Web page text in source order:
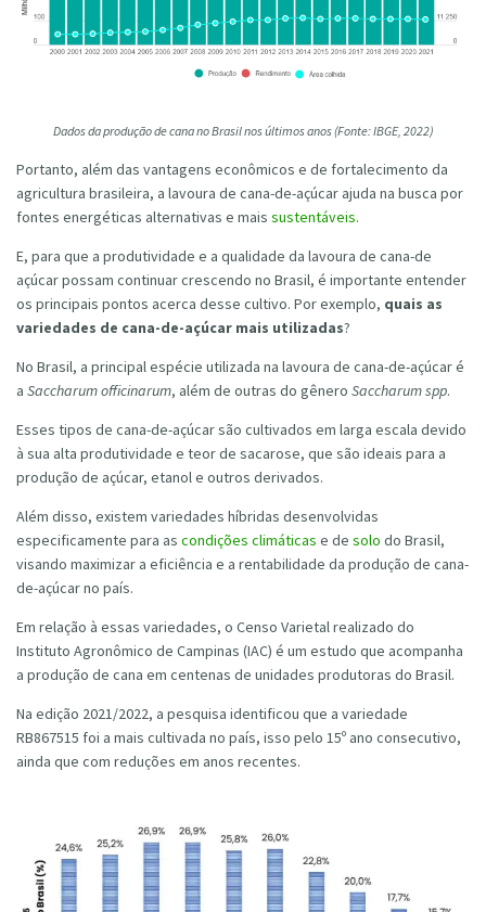
Dados da produção de cana no Brasil nos últimos anos (Fonte: IBGE, 2022)
Portanto, além das vantagens econômicos e de fortalecimento da
agricultura brasileira, a lavoura de cana-de-açúcar ajuda na busca por
fontes energéticas alternativas e mais sustentáveis.
E, para que a produtividade e a qualidade da lavoura de cana-de
açúcar possam continuar crescendo no Brasil, é importante entender
os principais pontos acerca desse cultivo. Por exemplo, quais as
variedades de cana-de-açúcar mais utilizadas?
No Brasil, a principal espécie utilizada na lavoura de cana-de-açúcar é
a Saccharum officinarum, além de outras do gênero Saccharum spp.
Esses tipos de cana-de-açúcar são cultivados em larga escala devido
à sua alta produtividade e teor de sacarose, que são ideais para a
produção de açúcar, etanol e outros derivados.
Além disso, existem variedades híbridas desenvolvidas
especificamente para as condições climáticas e de solo do Brasil,
visando maximizar a eficiência e a rentabilidade da produção de cana-
de-açúcar no país.
Em relação à essas variedades, o Censo Varietal realizado do
Instituto Agronômico de Campinas (IAC) é um estudo que acompanha
a produção de cana em centenas de unidades produtoras do Brasil.
Na edição 2021/2022, a pesquisa identificou que a variedade
RB867515 foi a mais cultivada no país, isso pelo 15º ano consecutivo,
ainda que com reduções em anos recentes.